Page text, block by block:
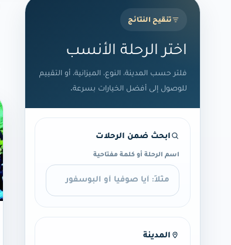
تنقيح النتائج
اختر الرحلة الأنسب
فلتر حسب المدينة، النوع، الميزانية، أو التقييم
للوصول إلى أفضل الخيارات بسرعة.
ابحث ضمن الرحلات
اسم الرحلة أو كلمة مفتاحية
المدينة